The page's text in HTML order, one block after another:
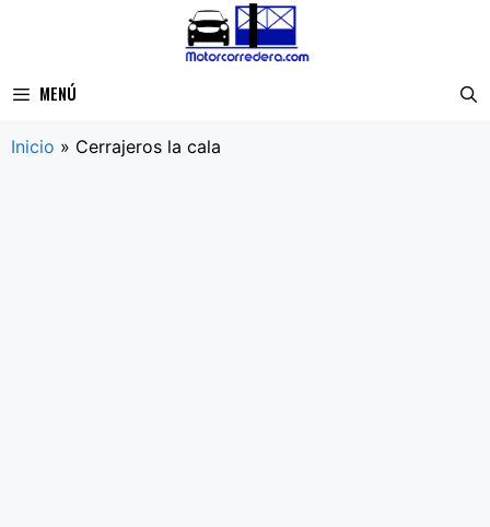
MENÚ
Inicio » Cerrajeros la cala